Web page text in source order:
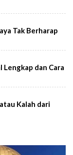
Tak Berharap
Lengkap dan Cara
Kalah dari